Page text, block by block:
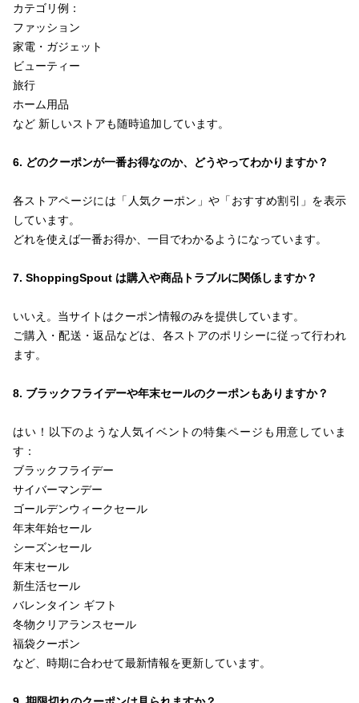
カテゴリ例：
ファッション
家電・ガジェット
ビューティー
旅行
ホーム用品
など 新しいストアも随時追加しています。
6. どのクーポンが一番お得なのか、どうやってわかりますか？
各ストアページには「人気クーポン」や「おすすめ割引」を表示
しています。
どれを使えば一番お得か、一目でわかるようになっています。
7. ShoppingSpout は購入や商品トラブルに関係しますか？
いいえ。当サイトはクーポン情報のみを提供しています。
ご購入・配送・返品などは、各ストアのポリシーに従って行われ
ます。
8. ブラックフライデーや年末セールのクーポンもありますか？
はい！以下のような人気イベントの特集ページも用意していま
す：
ブラックフライデー
サイバーマンデー
ゴールデンウィークセール
年末年始セール
シーズンセール
年末セール
新生活セール
バレンタイン ギフト
冬物クリアランスセール
福袋クーポン
など、時期に合わせて最新情報を更新しています。